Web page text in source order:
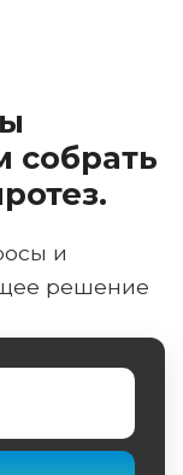
собрать
и
решение